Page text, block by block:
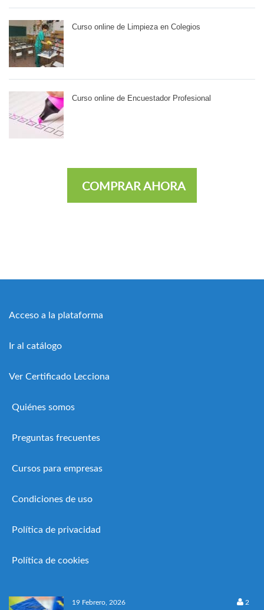
Curso online de Limpieza en Colegios
Curso online de Encuestador Profesional
COMPRAR AHORA
Acceso a la plataforma
Ir al catálogo
Ver Certificado Lecciona
Quiénes somos
Preguntas frecuentes
Cursos para empresas
Condiciones de uso
Política de privacidad
Política de cookies
19 Febrero, 2026 2